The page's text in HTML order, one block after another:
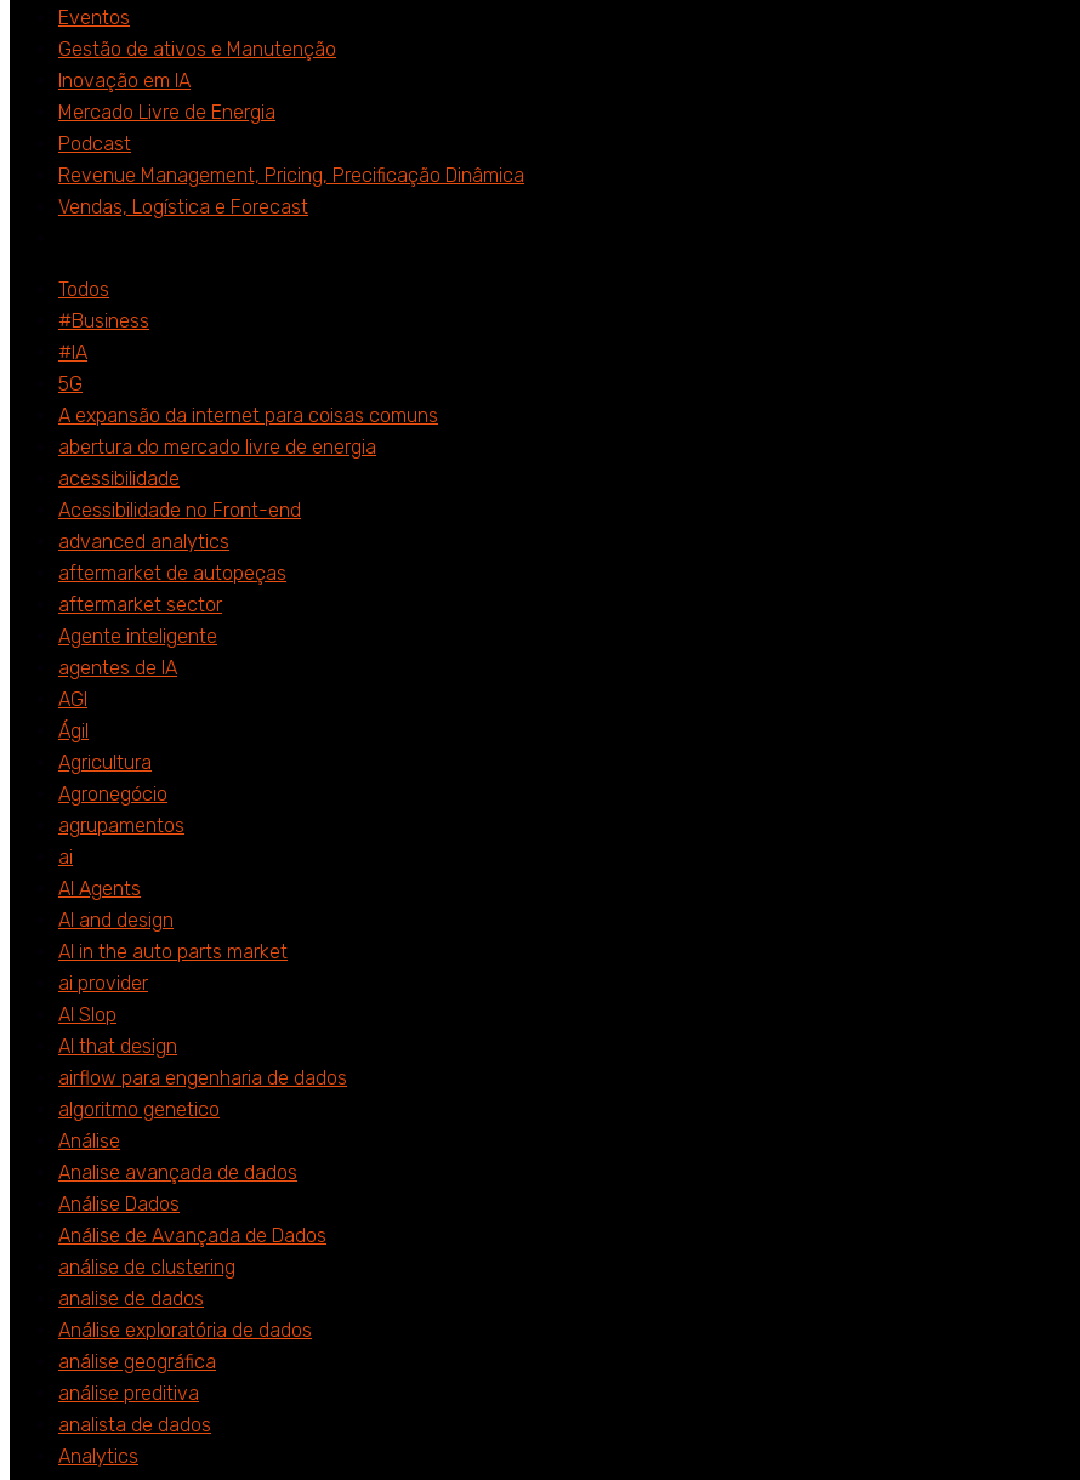
Eventos
Gestão de ativos e Manutenção
Inovação em IA
Mercado Livre de Energia
Podcast
Revenue Management, Pricing, Precificação Dinâmica
Vendas, Logística e Forecast
Todos
#Business
#IA
5G
A expansão da internet para coisas comuns
abertura do mercado livre de energia
acessibilidade
Acessibilidade no Front-end
advanced analytics
aftermarket de autopeças
aftermarket sector
Agente inteligente
agentes de IA
AGI
Ágil
Agricultura
Agronegócio
agrupamentos
ai
AI Agents
AI and design
AI in the auto parts market
ai provider
AI Slop
AI that design
airflow para engenharia de dados
algoritmo genetico
Análise
Analise avançada de dados
Análise Dados
Análise de Avançada de Dados
análise de clustering
analise de dados
Análise exploratória de dados
análise geográfica
análise preditiva
analista de dados
Analytics